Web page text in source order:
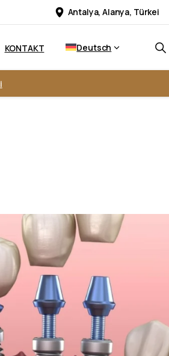
Antalya, Alanya, Türkei
KONTAKT Deutsch